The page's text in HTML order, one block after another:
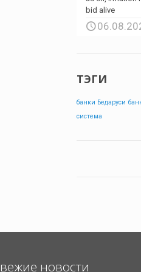
bid alive
ТЭГИ
банки Бедаруси
система
новости